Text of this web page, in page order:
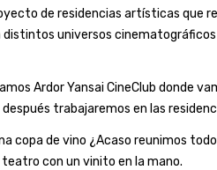
de residencias artísticas que
universos
Ardor Yansai CineClub donde
después trabajaremos en las
copa de vino ¿Acaso reunimos
con un vinito en la mano.